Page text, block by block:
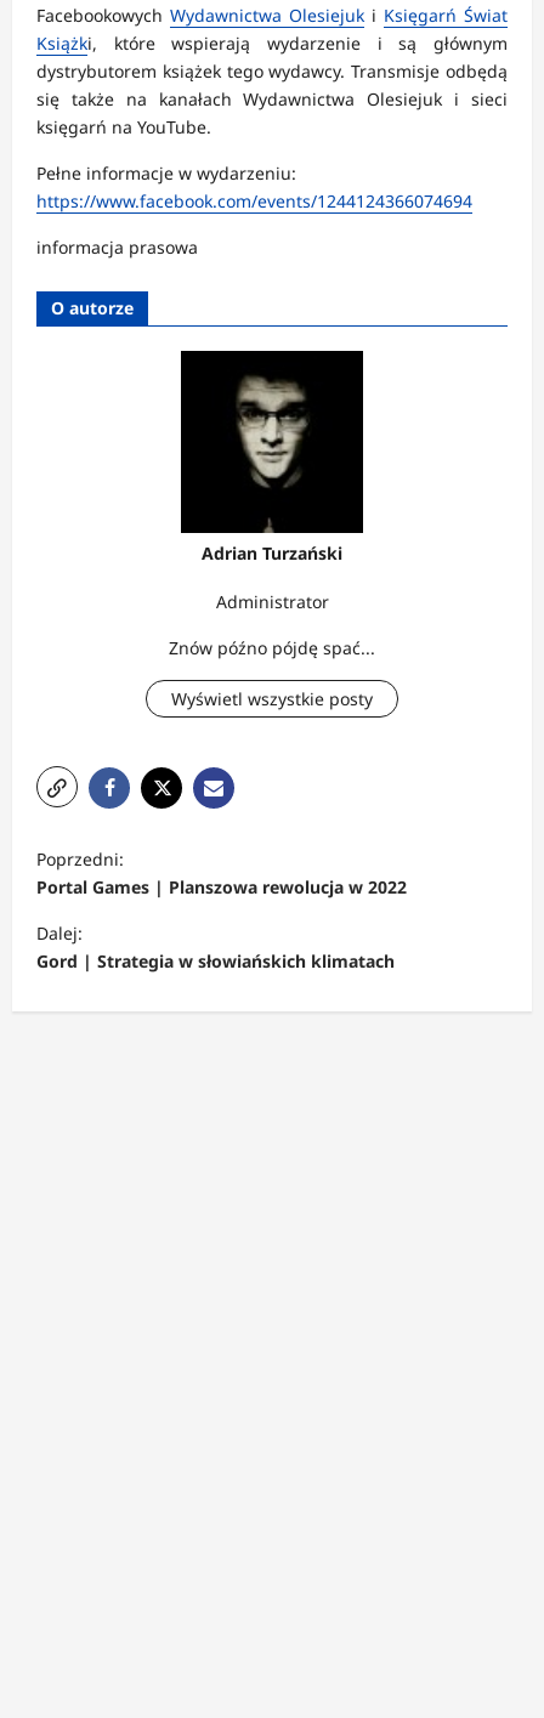
Facebookowych Wydawnictwa Olesiejuk i Księgarń Świat
Książki, które wspierają wydarzenie i są głównym
dystrybutorem książek tego wydawcy. Transmisje odbędą
się także na kanałach Wydawnictwa Olesiejuk i sieci
księgarń na YouTube.
Pełne informacje w wydarzeniu:
https://www.facebook.com/events/1244124366074694
informacja prasowa
O autorze
Adrian Turzański
Administrator
Znów późno pójdę spać...
Wyświetl wszystkie posty
o
b
a
Poprzedni:
Portal Games | Planszowa rewolucja w 2022
Dalej:
Gord | Strategia w słowiańskich klimatach